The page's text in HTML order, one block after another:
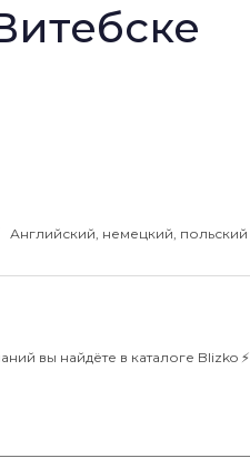
Английский, немецкий, польский
вы найдёте в каталоге Blizko ⚡️